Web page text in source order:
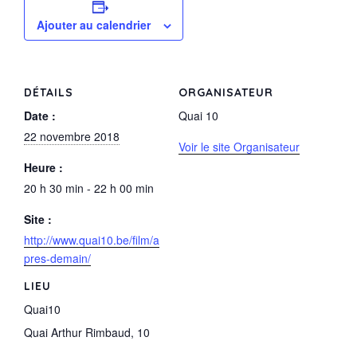
e
b
o
k
er g
er
Ajouter au calendrier
DÉTAILS
Date :
22 novembre 2018
Heure :
20 h 30 min - 22 h 00 min
Site :
http://www.quai10.be/film/a
pres-demain/
LIEU
Quai10
Quai Arthur Rimbaud, 10
ORGANISATEUR
Quai 10
Voir le site Organisateur